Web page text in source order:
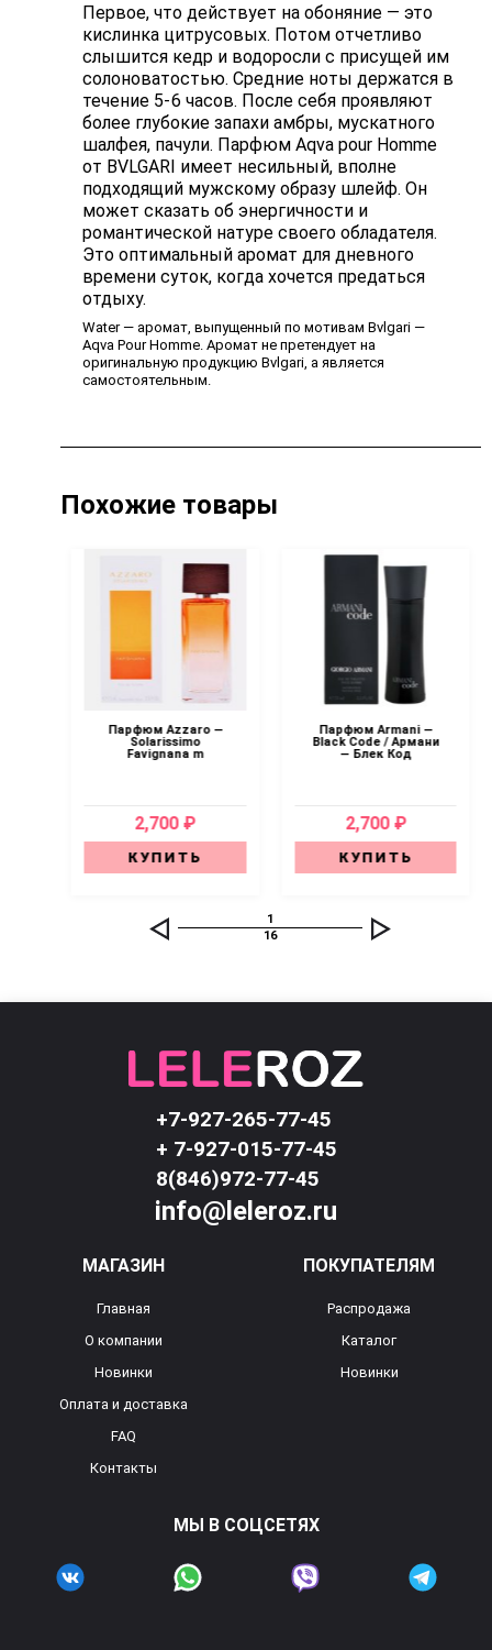
Первое, что действует на обоняние — это
кислинка цитрусовых. Потом отчетливо
слышится кедр и водоросли с присущей им
солоноватостью. Средние ноты держатся в
течение 5-6 часов. После себя проявляют
более глубокие запахи амбры, мускатного
шалфея, пачули. Парфюм Aqva pour Homme
от BVLGARI имеет несильный, вполне
подходящий мужскому образу шлейф. Он
может сказать об энергичности и
романтической натуре своего обладателя.
Это оптимальный аромат для дневного
времени суток, когда хочется предаться
отдыху.
Water — аромат, выпущенный по мотивам Bvlgari —
Aqva Pour Homme. Аромат не претендует на
оригинальную продукцию Bvlgari, а является
самостоятельным.
Похожие товары
Парфюм Azzaro —
Solarissimo
Favignana m
2,700 ₽
КУПИТЬ
Парфюм Armani —
Black Code / Армани
— Блек Код
2,700 ₽
КУПИТЬ
1
16
+7-927-265-77-45
+ 7-927-015-77-45
8(846)972-77-45
info@leleroz.ru
МАГАЗИН
Главная
О компании
Новинки
Оплата и доставка
FAQ
Контакты
ПОКУПАТЕЛЯМ
Распродажа
Каталог
Новинки
МЫ В СОЦСЕТЯХ